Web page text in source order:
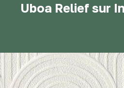
Uboa Relief sur